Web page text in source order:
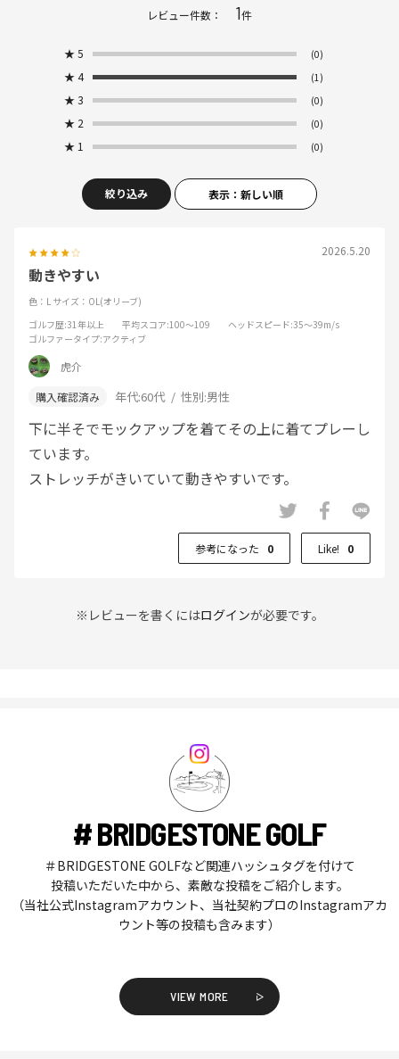
レビュー件数： 1件
★ 5 (0)
★ 4 (1)
★ 3 (0)
★ 2 (0)
★ 1 (0)
絞り込み 表示：新しい順
2026.5.20
動きやすい
色：L サイズ：OL(オリーブ)
ゴルフ歴:31年以上 平均スコア:100～109 ヘッドスピード:35～39m/s
ゴルファータイプ:アクティブ
虎介
年代:60代 性別:男性
下に半そでモックアップを着てその上に着てプレーし
ています。
ストレッチがきいていて動きやすいです。
参考になった 0 Like! 0
※レビューを書くにはログインが必要です。
# BRIDGESTONE GOLF
＃BRIDGESTONE GOLFなど関連ハッシュタグを付けて
投稿いただいた中から、素敵な投稿をご紹介します。
（当社公式Instagramアカウント、当社契約プロのInstagramアカ
ウント等の投稿も含みます）
VIEW MORE